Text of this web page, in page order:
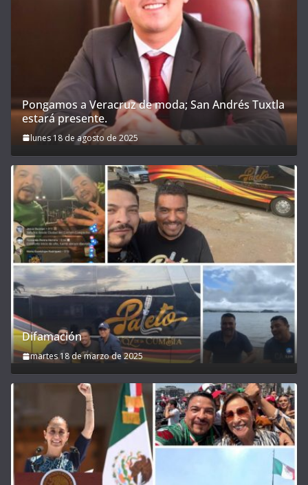
Pongamos a Veracruz de moda; San Andrés Tuxtla
estará presente.
lunes 18 de agosto de 2025
Difamación
martes 18 de marzo de 2025